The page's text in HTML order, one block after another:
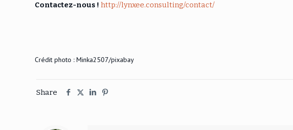
Contactez-nous ! http://lynxee.consulting/contact/
Crédit photo :Minka2507/pixabay
Share